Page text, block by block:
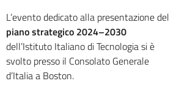
L’evento dedicato alla presentazione del
piano strategico 2024–2030
dell’Istituto Italiano di Tecnologia si è
svolto presso il Consolato Generale
d’Italia a Boston.